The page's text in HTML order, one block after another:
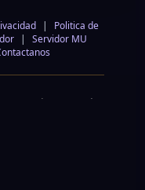
|
Politica de
|
Servidor MU